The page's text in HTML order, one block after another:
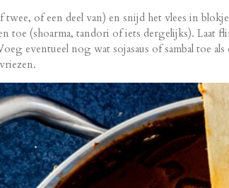
twee, of een deel van) en snijd het vlees in
toe (shoarma, tandori of iets dergelijks). Laat
eventueel nog wat sojasaus of sambal toe